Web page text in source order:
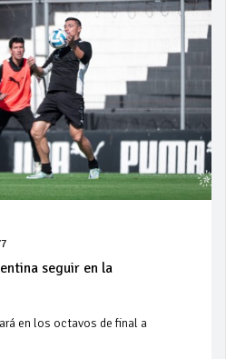
seguir en la
en los octavos de final a